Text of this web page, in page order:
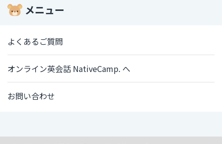
メニュー
よくあるご質問
オンライン英会話 NativeCamp. へ
お問い合わせ